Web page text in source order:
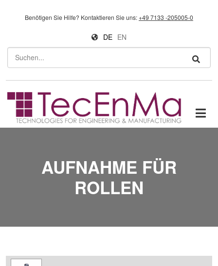
Benötigen Sie Hilfe? Kontaktieren Sie uns:+49 7133 -205005-0
DE EN
Suchen
AUFNAHME FÜR
ROLLEN